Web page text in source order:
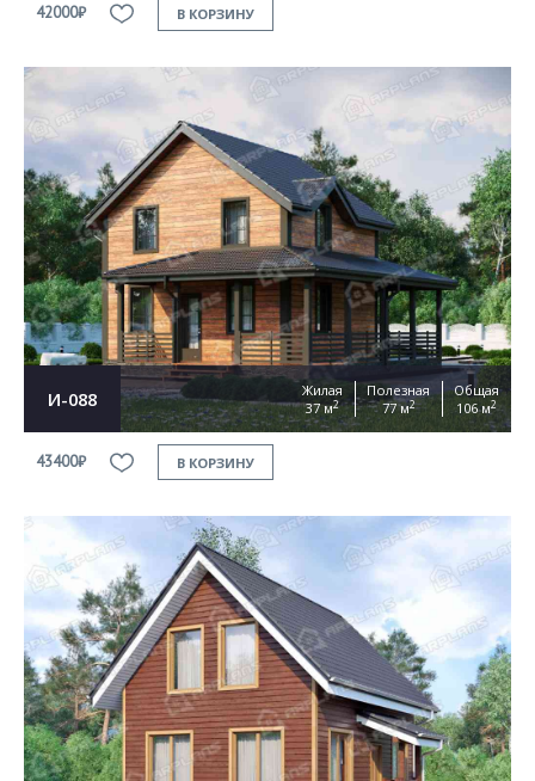
42000₽ В КОРЗИНУ
И-088
Жилая
37 м2
Полезная
77 м2
Общая
106 м2
43400₽ В КОРЗИНУ